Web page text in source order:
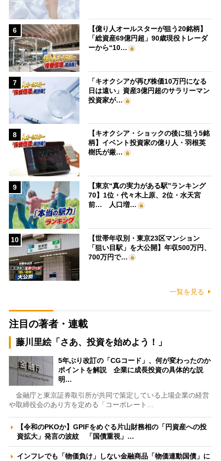
6
【億り人オールスターが狙う20銘柄】
「総資産69億円超」90歳現役トレーダ
ーから“10…
7
「キオクシアが再び株価10万円になる
日は遠い」資産3億円超のサラリーマン
投資家が…
8
【キオクシア・ショックの後に狙う5銘
柄】イベント投資家の億り人・羽根英
樹氏が厳…
9
【東京“真の実力がある駅”ランキング
70】1位・代々木上原、2位・水天宮
前… 人口増…
10
【世帯年収別・東京23区マンション
「狙い目駅」を大公開】年収500万円、
700万円で…
一覧を見る
注目の著者・連載
藤川里絵「さあ、投資を始めよう！」
5年ぶり改訂の「CGコード」、何が変わったのか
ポイントを解説 企業に成長投資の具体的な説
明…
金融庁と東京証券取引所が共同で策定している上場企業の経営
や取締役会のあり方を定める「コーポレート…
【令和のPKOか】GPIFをめぐる片山財務相の「円資産への投
資拡大」発言の波紋 「国債重視」…
インフレでも「物価負け」しない金融商品「物価連動国債」に